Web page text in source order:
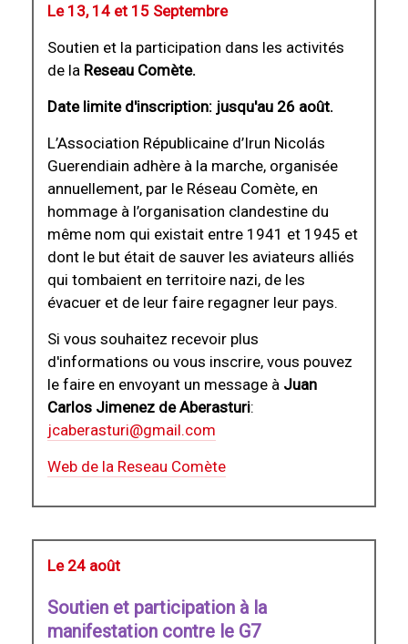
Le 13, 14 et 15 Septembre
Soutien et la participation dans les activités
de la Reseau Comète.
Date limite d'inscription: jusqu'au 26 août.
L’Association Républicaine d’Irun Nicolás
Guerendiain adhère à la marche, organisée
annuellement, par le Réseau Comète, en
hommage à l’organisation clandestine du
même nom qui existait entre 1941 et 1945 et
dont le but était de sauver les aviateurs alliés
qui tombaient en territoire nazi, de les
évacuer et de leur faire regagner leur pays.
Si vous souhaitez recevoir plus
d'informations ou vous inscrire, vous pouvez
le faire en envoyant un message à Juan
Carlos Jimenez de Aberasturi:
jcaberasturi@gmail.com
Web de la Reseau Comète
Le 24 août
Soutien et participation à la
manifestation contre le G7